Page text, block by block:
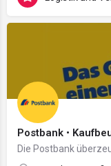
Postbank •